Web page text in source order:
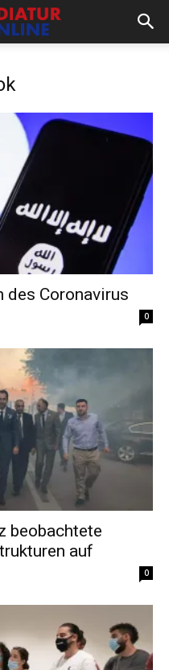
des Coronavirus
0
beobachtete
auf
0